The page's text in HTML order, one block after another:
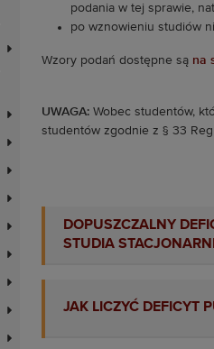
podania w tej sprawie,
po wznowieniu studiów
Wzory podań dostępne są na
UWAGA: Wobec studentów,
studentów zgodnie z § 33
DOPUSZCZALNY
STUDIA
JAK LICZYĆ DEFICYT